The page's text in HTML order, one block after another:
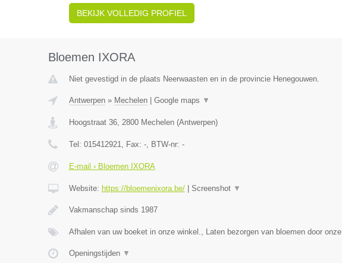
BEKIJK VOLLEDIG PROFIEL
Bloemen IXORA
Niet gevestigd in de plaats Neerwaasten en in de provincie Henegouwen.
Antwerpen» Mechelen| Google maps ▼
Hoogstraat 36, 2800 Mechelen(Antwerpen)
Tel: 015412921, Fax: -, BTW-nr: -
E-mail › Bloemen IXORA
Website: https://bloemenixora.be/| Screenshot ▼
Vakmanschap sinds 1987
Afhalen van uw boeket in onze winkel., Laten bezorgen van bloemen door onze
Openingstijden ▼